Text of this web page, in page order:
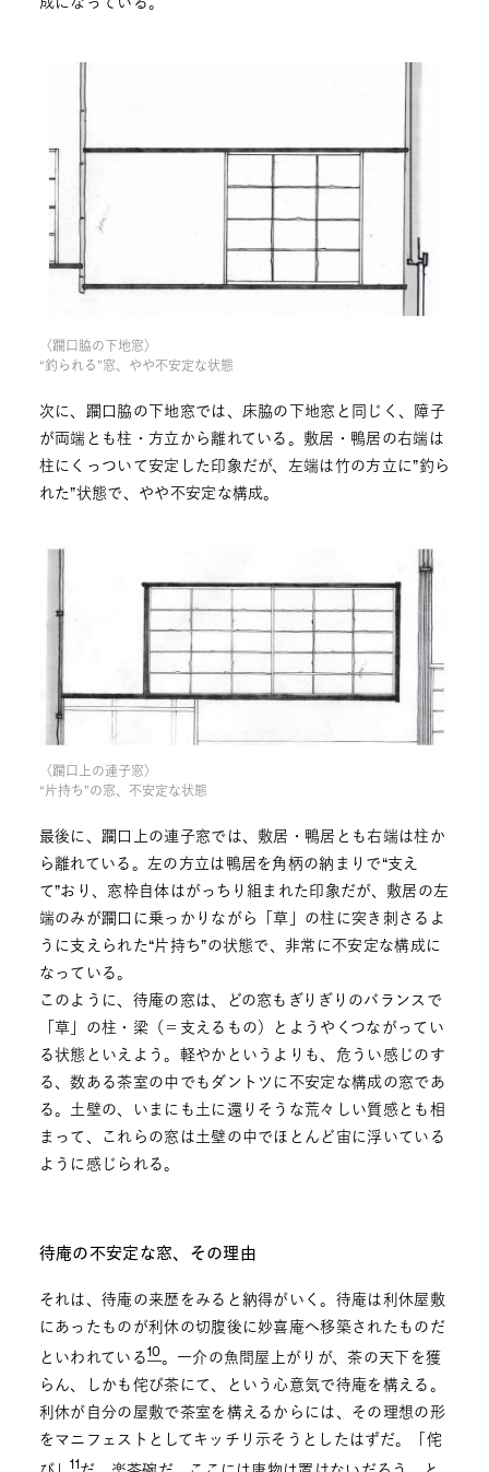
〈躙口脇の下地窓〉
“釣られる”窓、やや不安定な状態
次に、躙口脇の下地窓では、床脇の下地窓と同じく、障子
が両端とも柱・方立から離れている。敷居・鴨居の右端は
柱にくっついて安定した印象だが、左端は竹の方立に”釣ら
れた”状態で、やや不安定な構成。
〈躙口上の連子窓〉
“片持ち”の窓、不安定な状態
最後に、躙口上の連子窓では、敷居・鴨居とも右端は柱か
ら離れている。左の方立は鴨居を角柄の納まりで“支え
て”おり、窓枠自体はがっちり組まれた印象だが、敷居の左
端のみが躙口に乗っかりながら「草」の柱に突き刺さるよ
うに支えられた“片持ち”の状態で、非常に不安定な構成に
なっている。
このように、待庵の窓は、どの窓もぎりぎりのバランスで
「草」の柱・梁（＝支えるもの）とようやくつながってい
る状態といえよう。軽やかというよりも、危うい感じのす
る、数ある茶室の中でもダントツに不安定な構成の窓であ
る。土壁の、いまにも土に還りそうな荒々しい質感とも相
まって、これらの窓は土壁の中でほとんど宙に浮いている
ように感じられる。
待庵の不安定な窓、その理由
それは、待庵の来歴をみると納得がいく。待庵は利休屋敷
にあったものが利休の切腹後に妙喜庵へ移築されたものだ
といわれている10。一介の魚問屋上がりが、茶の天下を獲
らん、しかも侘び茶にて、という心意気で待庵を構える。
利休が自分の屋敷で茶室を構えるからには、その理想の形
をマニフェストとしてキッチリ示そうとしたはずだ。「侘
11